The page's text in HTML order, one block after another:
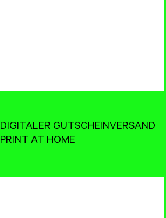
DIGITALER GUTSCHEINVERSAND
PRINT AT HOME